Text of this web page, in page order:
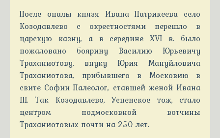
После опалы князя Ивана Патрикеева село
Козодавлево с окрестностями перешло в
царскую казну, а в середине XVI в. было
пожаловано боярину Василию Юрьевичу
Траханиотову, внуку Юрия Мануйловича
Траханиотова, прибывшего в Московию в
свите Софии Палеолог, ставшей женой Ивана
III. Так Козодавлево, Успенское тож, стало
центром подмосковной вотчины
Траханиотовых почти на 250 лет.